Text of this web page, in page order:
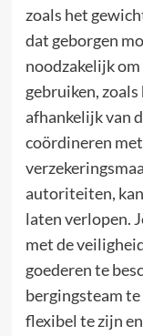
zoals het
dat geborgen
noodzakelijk
gebruiken,
afhankelijk van
coördineren
autoriteiten,
laten verlopen.
met de
goederen te
bergingsteam
flexibel te zijn